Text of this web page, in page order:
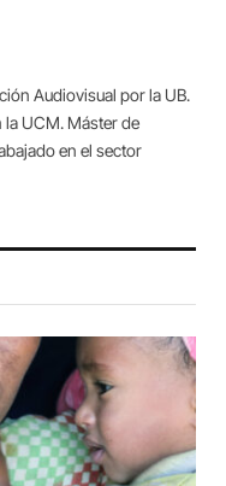
Audiovisual por la UB.
UCM. Máster de
en el sector